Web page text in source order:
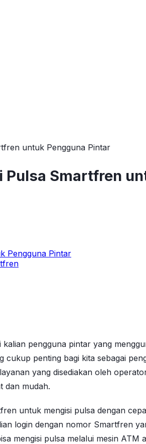
untuk Pengguna Pintar
Pulsa Smartfren
Pengguna Pintar
pengguna pintar yang
penting bagi kita sebagai
yang disediakan oleh
dan mudah.
untuk mengisi pulsa dengan
login dengan nomor Smartfren
mengisi pulsa melalui mesin